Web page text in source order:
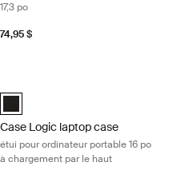
17,3 po
74,95 $
Noir (selected)
Case Logic 16” Top Loading
Case Logic laptop case
étui pour ordinateur portable 16 po
à chargement par le haut